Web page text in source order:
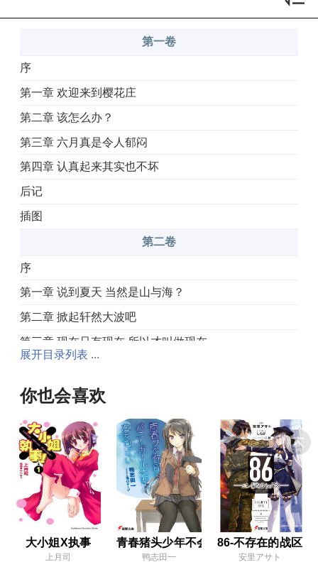
第一卷
序
第一章 欢迎来到樱花庄
第二章 该怎么办？
第三章 六月真是令人郁闷
第四章 认真起来其实也不坏
后记
插图
第二卷
序
第一章 说到夏天 当然是山与海？
第二章 掀起轩然大波吧
第三章 现在只有现在 所以才叫做现在
后记
第三卷
序
第一章 秋季的暴风雨来临
第二章 来思考关于和平吧
第三章 因为真的喜欢才真的讨厌
展开目录列表 ...
你也会喜欢
大小姐X执事
上月司
青春猪头少年不会梦到兔女郎学姊
鸭志田一
86-不存在的战区-
安里アサト